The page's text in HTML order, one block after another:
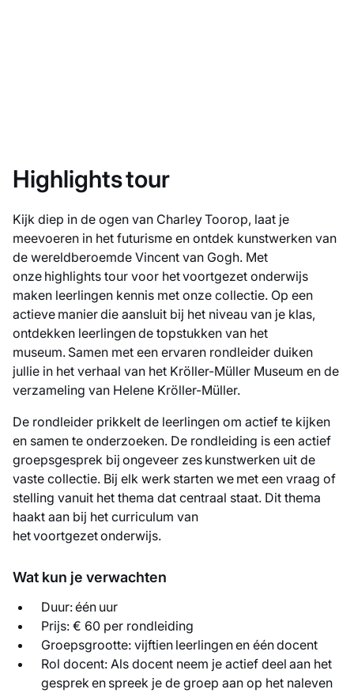
Highlights tour
Kijk diep in de ogen van Charley Toorop, laat je
meevoeren in het futurisme en ontdek kunstwerken van
de wereldberoemde Vincent van Gogh. Met
onze highlights tour voor het voortgezet onderwijs
maken leerlingen kennis met onze collectie. Op een
actieve manier die aansluit bij het niveau van je klas,
ontdekken leerlingen de topstukken van het
museum. Samen met een ervaren rondleider duiken
jullie in het verhaal van het Kröller-Müller Museum en de
verzameling van Helene Kröller-Müller.
De rondleider prikkelt de leerlingen om actief te kijken
en samen te onderzoeken. De rondleiding is een actief
groepsgesprek bij ongeveer zes kunstwerken uit de
vaste collectie. Bij elk werk starten we met een vraag of
stelling vanuit het thema dat centraal staat. Dit thema
haakt aan bij het curriculum van
het voortgezet onderwijs.
Wat kun je verwachten
Duur: één uur
Prijs: € 60 per rondleiding
Groepsgrootte: vijftien leerlingen en één docent
Rol docent: Als docent neem je actief deel aan het
gesprek en spreek je de groep aan op het naleven